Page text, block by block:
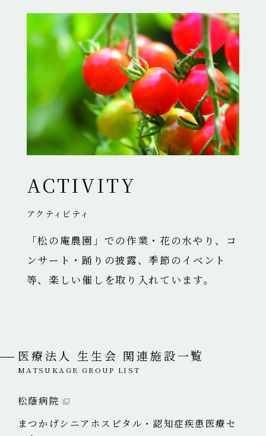
ACTIVITY
アクティビティ
「松の庵農園」での作業・花の水やり、コ
ンサート・踊りの披露、季節のイベント
等、楽しい催しを取り入れています。
医療法人 生生会 関連施設一覧
MATSUKAGE GROUP LIST
松蔭病院
まつかげシニアホスピタル・認知症疾患医療セ